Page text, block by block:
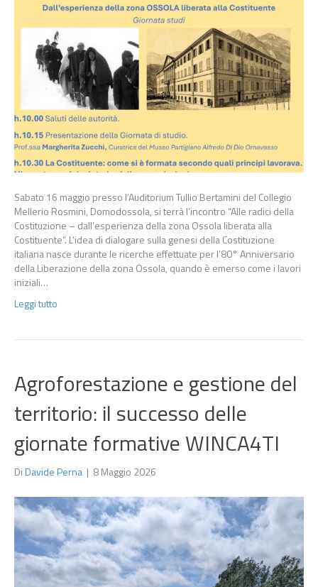
Sabato 16 maggio presso l’Auditorium Tullio Bertamini del Collegio
Mellerio Rosmini, Domodossola, si terrà l’incontro “Alle radici della
Costituzione – dall’esperienza della zona Ossola liberata alla
Costituente”. L’idea di dialogare sulla genesi della Costituzione
italiana nasce durante le ricerche effettuate per l’80° Anniversario
della Liberazione della zona Ossola, quando è emerso come i lavori
iniziali…
Leggi tutto
Agroforestazione e gestione del
territorio: il successo delle
giornate formative WINCA4TI
DiDavide Perna | 8 Maggio 2026